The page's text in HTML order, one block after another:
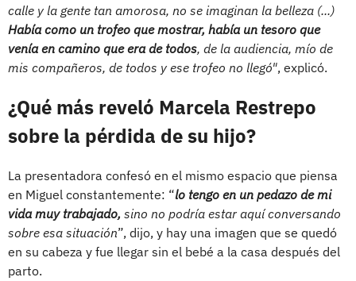
calle y la gente tan amorosa, no se imaginan la belleza (...)
Había como un trofeo que mostrar, había un tesoro que
venía en camino que era de todos, de la audiencia, mío de
mis compañeros, de todos y ese trofeo no llegó", explicó.
¿Qué más reveló Marcela Restrepo
sobre la pérdida de su hijo?
La presentadora confesó en el mismo espacio que piensa
en Miguel constantemente: “lo tengo en un pedazo de mi
vida muy trabajado, sino no podría estar aquí conversando
sobre esa situación”, dijo, y hay una imagen que se quedó
en su cabeza y fue llegar sin el bebé a la casa después del
parto.